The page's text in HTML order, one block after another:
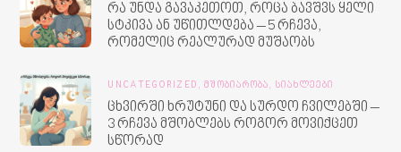
რა უნდა გავაკეთოთ, როცა ბავშვს ყელი
სტკივა ან უწითლდება – 5 რჩევა,
რომელიც რეალურად მუშაობს
UNCATEGORIZED, ᲛᲨᲝᲑᲘᲐᲠᲝᲑᲐ, ᲡᲘᲐᲮᲚᲔᲔᲑᲘ
ცხვირში ხრუტუნი და სურდო ჩვილებში –
3 რჩევა მშობლებს როგორ მოვიქცეთ
სწორად